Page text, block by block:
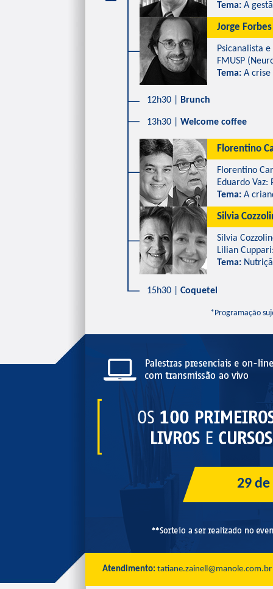
Tema: A
Jorge Forbes
Psicanalista e
FMUSP
Tema: A
12h30 | Brunch
13h30 | Welcome coffee
Florentino
Florentino
Eduardo Vaz:
Tema: A
Silvia
Silvia
Lilian Cuppari:
Tema:
15h30 | Coquetel
29
Atendimento: